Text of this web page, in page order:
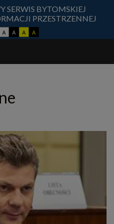
SERWIS BYTOMSKIEJ
PRZESTRZENNEJ